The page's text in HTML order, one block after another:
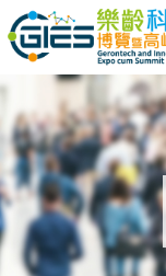
Date: Expo: 21-24 Nov